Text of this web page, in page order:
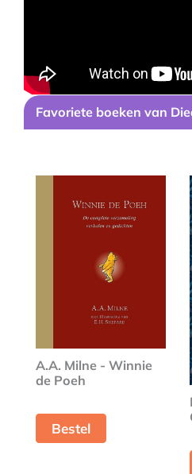
Favoriete boeken van
A.A. Milne - Winnie
de Poeh
Bestel